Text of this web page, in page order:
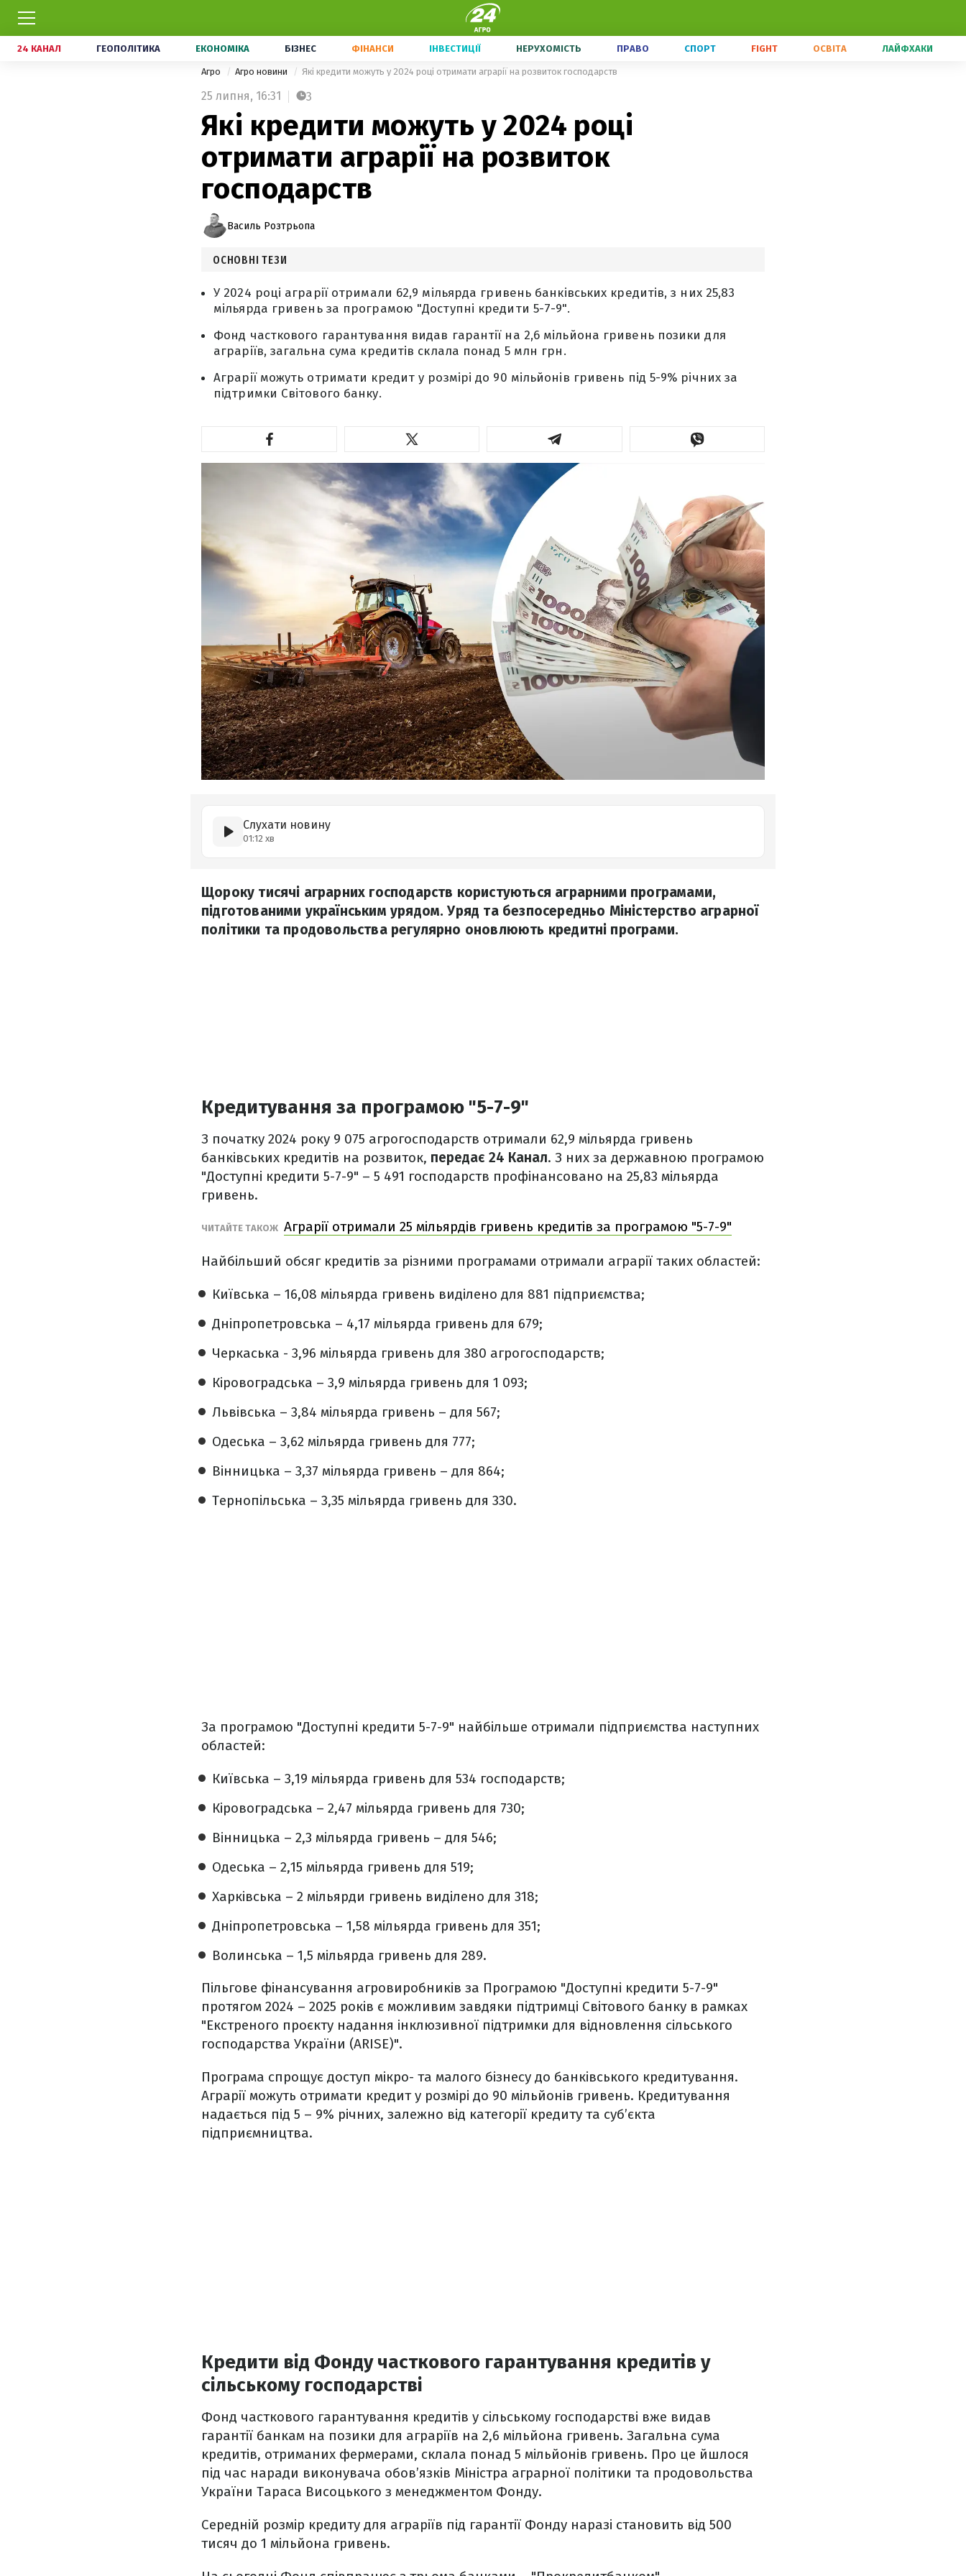
24 КАНАЛ ГЕОПОЛІТИКА ЕКОНОМІКА БІЗНЕС ФІНАНСИ ІНВЕСТИЦІЇ НЕРУХОМІСТЬ ПРАВО СПОРТ FIGHT ОСВІТА ЛАЙФХАКИ
Агро Агро новини Які кредити можуть у 2024 році отримати аграрії на розвиток господарств
25 липня, 16:31 3
Які кредити можуть у 2024 році
отримати аграрії на розвиток
господарств
Василь Розтрьопа
ОСНОВНІ ТЕЗИ
У 2024 році аграрії отримали 62,9 мільярда гривень банківських кредитів, з них 25,83
мільярда гривень за програмою "Доступні кредити 5-7-9".
Фонд часткового гарантування видав гарантії на 2,6 мільйона гривень позики для
аграріїв, загальна сума кредитів склала понад 5 млн грн.
Аграрії можуть отримати кредит у розмірі до 90 мільйонів гривень під 5-9% річних за
підтримки Світового банку.
Слухати новину
01:12 хв
Щороку тисячі аграрних господарств користуються аграрними програмами,
підготованими українським урядом. Уряд та безпосередньо Міністерство аграрної
політики та продовольства регулярно оновлюють кредитні програми.
Кредитування за програмою "5-7-9"
З початку 2024 року 9 075 агрогосподарств отримали 62,9 мільярда гривень
банківських кредитів на розвиток, передає 24 Канал. З них за державною програмою
"Доступні кредити 5-7-9" – 5 491 господарств профінансовано на 25,83 мільярда
гривень.
ЧИТАЙТЕ ТАКОЖ Аграрії отримали 25 мільярдів гривень кредитів за програмою "5-7-9"
Найбільший обсяг кредитів за різними програмами отримали аграрії таких областей:
Київська – 16,08 мільярда гривень виділено для 881 підприємства;
Дніпропетровська – 4,17 мільярда гривень для 679;
Черкаська - 3,96 мільярда гривень для 380 агрогосподарств;
Кіровоградська – 3,9 мільярда гривень для 1 093;
Львівська – 3,84 мільярда гривень – для 567;
Одеська – 3,62 мільярда гривень для 777;
Вінницька – 3,37 мільярда гривень – для 864;
Тернопільська – 3,35 мільярда гривень для 330.
За програмою "Доступні кредити 5-7-9" найбільше отримали підприємства наступних
областей:
Київська – 3,19 мільярда гривень для 534 господарств;
Кіровоградська – 2,47 мільярда гривень для 730;
Вінницька – 2,3 мільярда гривень – для 546;
Одеська – 2,15 мільярда гривень для 519;
Харківська – 2 мільярди гривень виділено для 318;
Дніпропетровська – 1,58 мільярда гривень для 351;
Волинська – 1,5 мільярда гривень для 289.
Пільгове фінансування агровиробників за Програмою "Доступні кредити 5-7-9"
протягом 2024 – 2025 років є можливим завдяки підтримці Світового банку в рамках
"Екстреного проєкту надання інклюзивної підтримки для відновлення сільського
господарства України (ARISE)".
Програма спрощує доступ мікро- та малого бізнесу до банківського кредитування.
Аграрії можуть отримати кредит у розмірі до 90 мільйонів гривень. Кредитування
надається під 5 – 9% річних, залежно від категорії кредиту та суб’єкта
підприємництва.
Кредити від Фонду часткового гарантування кредитів у
сільському господарстві
Фонд часткового гарантування кредитів у сільському господарстві вже видав
гарантії банкам на позики для аграріїв на 2,6 мільйона гривень. Загальна сума
кредитів, отриманих фермерами, склала понад 5 мільйонів гривень. Про це йшлося
під час наради виконувача обов’язків Міністра аграрної політики та продовольства
України Тараса Висоцького з менеджментом Фонду.
Середній розмір кредиту для аграріїв під гарантії Фонду наразі становить від 500
тисяч до 1 мільйона гривень.